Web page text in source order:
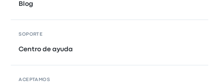
Blog
SOPORTE
Centro de ayuda
ACEPTAMOS